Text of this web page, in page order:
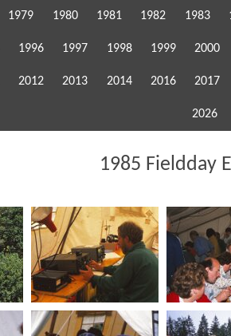
1979 1980 1981 1982 1983
1996 1997 1998 1999 2000
2012 2013 2014 2016 2017
2026
1985 Fieldday